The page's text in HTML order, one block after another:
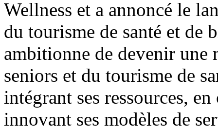
Wellness et a annoncé le
du tourisme de santé et de
ambitionne de devenir une
seniors et du tourisme de
intégrant ses ressources,
innovant ses modèles de